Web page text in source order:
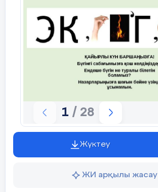
1 / 28
Жүктеу
ЖИ арқылы жасау